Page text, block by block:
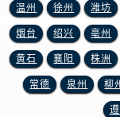
温州 徐州 潍坊
烟台 绍兴 亳州
黄石 襄阳 株洲
常德 泉州 柳